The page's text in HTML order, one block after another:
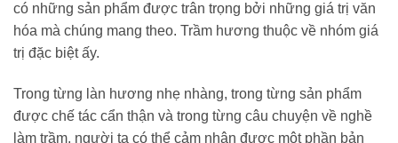
có những sản phẩm được trân trọng bởi những giá trị văn
hóa mà chúng mang theo. Trầm hương thuộc về nhóm giá
trị đặc biệt ấy.
Trong từng làn hương nhẹ nhàng, trong từng sản phẩm
được chế tác cẩn thận và trong từng câu chuyện về nghề
làm trầm, người ta có thể cảm nhận được một phần bản